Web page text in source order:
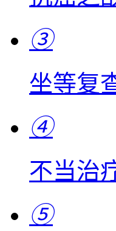
③
坐等复
④
不当治
⑤